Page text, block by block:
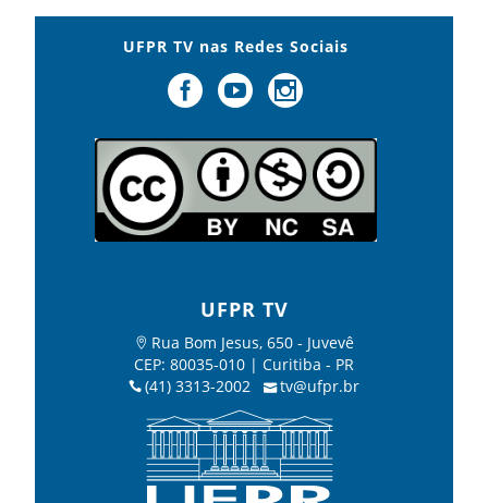
UFPR TV nas Redes Sociais
UFPR TV
Rua Bom Jesus, 650 - Juvevê
CEP: 80035-010 | Curitiba - PR
(41) 3313-2002
tv@ufpr.br